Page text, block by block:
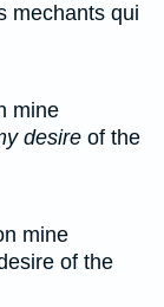
mechants qui
mine
desire of the
mine
of the